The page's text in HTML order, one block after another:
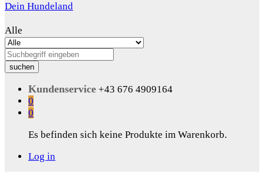
Dein Hundeland
Alle
suchen
Kundenservice +43 676 4909164
0
0
Es befinden sich keine Produkte im Warenkorb.
Log in